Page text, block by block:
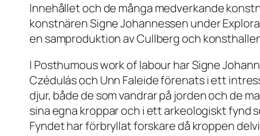
Innehållet och de många medverkande
konstnären Signe Johannessen under
en samproduktion av Cullberg och
I Posthumous work of labour har Signe
Czédulás och Unn Faleide förenats i ett
djur, både de som vandrar på jorden och de
sina egna kroppar och i ett arkeologiskt fynd
Fyndet har förbryllat forskare då kroppen